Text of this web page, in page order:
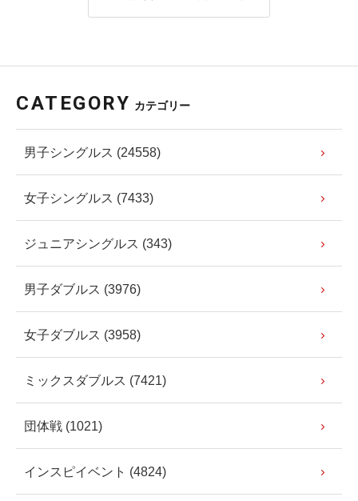
CATEGORY カテゴリー
男子シングルス (24558)
女子シングルス (7433)
ジュニアシングルス (343)
男子ダブルス (3976)
女子ダブルス (3958)
ミックスダブルス (7421)
団体戦 (1021)
インスピイベント (4824)